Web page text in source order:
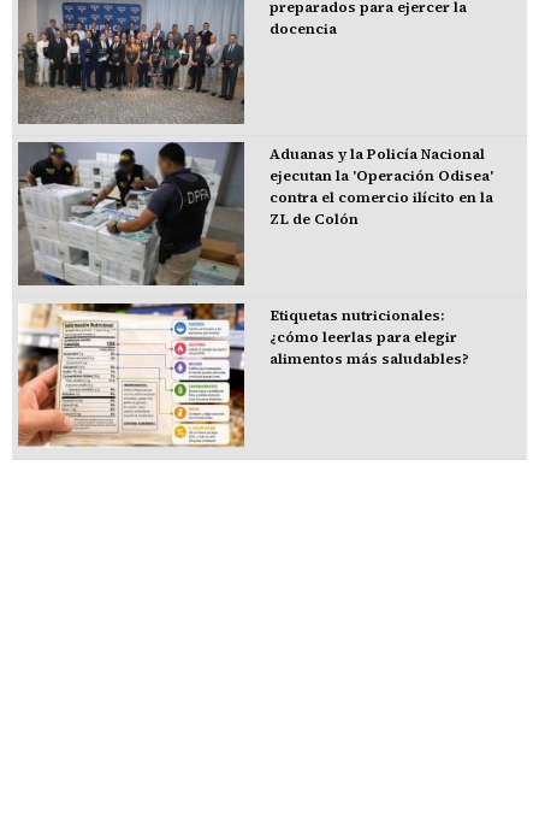
preparados para ejercer la
docencia
Aduanas y la Policía Nacional
ejecutan la 'Operación Odisea'
contra el comercio ilícito en la
ZL de Colón
Etiquetas nutricionales:
¿cómo leerlas para elegir
alimentos más saludables?